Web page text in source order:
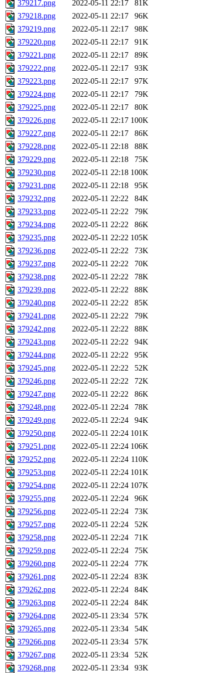
379217.png 2022-05-11 22:17
81K
379218.png
2022-05-11 22:17
96K
379219.png
2022-05-11 22:17
98K
379220.png
2022-05-11 22:17
91K
379221.png
2022-05-11 22:17
89K
379222.png
2022-05-11 22:17
93K
379223.png
2022-05-11 22:17
97K
379224.png
2022-05-11 22:17
79K
379225.png
2022-05-11 22:17
80K
379226.png
2022-05-11 22:17 100K
379227.png
2022-05-11 22:17
86K
379228.png
2022-05-11 22:18
88K
379229.png
2022-05-11 22:18
75K
379230.png
2022-05-11 22:18 100K
379231.png
2022-05-11 22:18
95K
379232.png
2022-05-11 22:22
84K
379233.png
2022-05-11 22:22
79K
379234.png
2022-05-11 22:22
86K
379235.png
2022-05-11 22:22 105K
379236.png
2022-05-11 22:22
73K
379237.png
2022-05-11 22:22
70K
379238.png
2022-05-11 22:22
78K
379239.png
2022-05-11 22:22
88K
379240.png
2022-05-11 22:22
85K
379241.png
2022-05-11 22:22
79K
379242.png
2022-05-11 22:22
88K
379243.png
2022-05-11 22:22
94K
379244.png
2022-05-11 22:22
95K
379245.png
2022-05-11 22:22
52K
379246.png
2022-05-11 22:22
72K
379247.png
2022-05-11 22:22
86K
379248.png
2022-05-11 22:24
78K
379249.png
2022-05-11 22:24
94K
379250.png
2022-05-11 22:24 101K
379251.png
2022-05-11 22:24 106K
379252.png
2022-05-11 22:24 110K
379253.png
2022-05-11 22:24 101K
379254.png
2022-05-11 22:24 107K
379255.png
2022-05-11 22:24
96K
379256.png
2022-05-11 22:24
73K
379257.png
2022-05-11 22:24
52K
379258.png
2022-05-11 22:24
71K
379259.png
2022-05-11 22:24
75K
379260.png
2022-05-11 22:24
77K
379261.png
2022-05-11 22:24
83K
379262.png
2022-05-11 22:24
84K
379263.png
2022-05-11 22:24
84K
379264.png
2022-05-11 23:34
57K
379265.png
2022-05-11 23:34
54K
379266.png
2022-05-11 23:34
57K
379267.png
2022-05-11 23:34
52K
379268.png
2022-05-11 23:34
93K